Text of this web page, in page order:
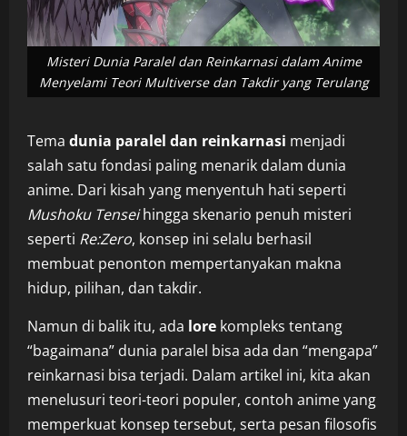
Misteri Dunia Paralel dan Reinkarnasi dalam Anime
Menyelami Teori Multiverse dan Takdir yang Terulang
Tema dunia paralel dan reinkarnasi menjadi
salah satu fondasi paling menarik dalam dunia
anime. Dari kisah yang menyentuh hati seperti
Mushoku Tenseihingga skenario penuh misteri
seperti Re:Zero, konsep ini selalu berhasil
membuat penonton mempertanyakan makna
hidup, pilihan, dan takdir.
Namun di balik itu, ada lore kompleks tentang
“bagaimana” dunia paralel bisa ada dan “mengapa”
reinkarnasi bisa terjadi. Dalam artikel ini, kita akan
menelusuri teori-teori populer, contoh anime yang
memperkuat konsep tersebut, serta pesan filosofis